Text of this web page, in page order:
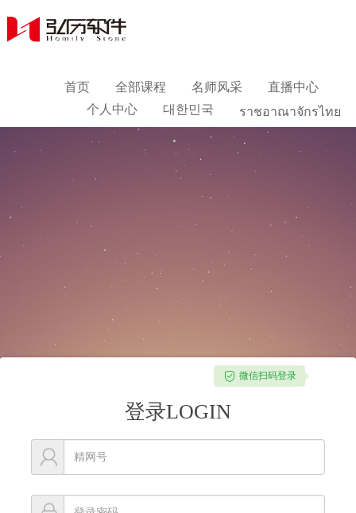
首页 全部课程 名师风采
直播中心
个人中心
대한민국 ราชอาณาจักรไทย
登录LOGIN
微信扫码登录